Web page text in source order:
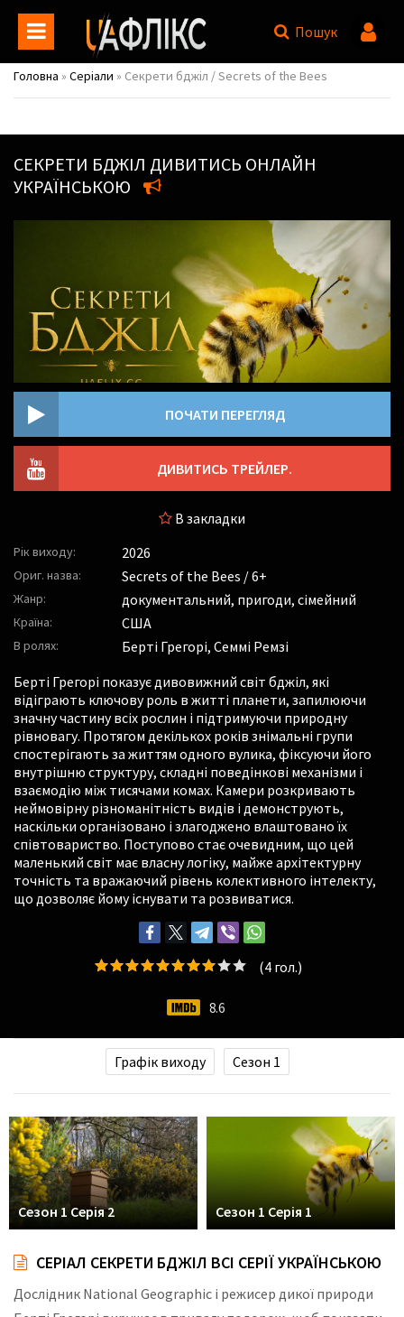
Пошук
Головна » Серіали » Секрети бджіл / Secrets of the Bees
СЕКРЕТИ БДЖІЛ ДИВИТИСЬ ОНЛАЙН
УКРАЇНСЬКОЮ
ПОЧАТИ ПЕРЕГЛЯД
ДИВИТИСЬ ТРЕЙЛЕР.
В закладки
Рік виходу: 2026
Ориг. назва: Secrets of the Bees / 6+
Жанр: документальний, пригоди, сімейний
Країна: США
В ролях: Берті Грегорі, Семмі Ремзі
Берті Грегорі показує дивовижний світ бджіл, які
відіграють ключову роль в житті планети, запилюючи
значну частину всіх рослин і підтримуючи природну
рівновагу. Протягом декількох років знімальні групи
спостерігають за життям одного вулика, фіксуючи його
внутрішню структуру, складні поведінкові механізми і
взаємодію між тисячами комах. Камери розкривають
неймовірну різноманітність видів і демонструють,
наскільки організовано і злагоджено влаштовано їх
співтовариство. Поступово стає очевидним, що цей
маленький світ має власну логіку, майже архітектурну
точність та вражаючий рівень колективного інтелекту,
що дозволяє йому існувати та розвиватися.
(4гол.)
8.6
Графік виходу Сезон 1
Сезон 1 Серія 2 Сезон 1 Серія 1
СЕРІАЛ СЕКРЕТИ БДЖІЛ ВСІ СЕРІЇ УКРАЇНСЬКОЮ
Дослідник National Geographic і режисер дикої природи